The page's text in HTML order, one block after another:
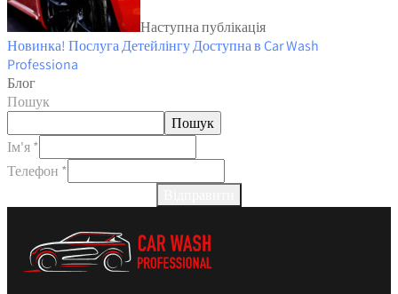
Наступна публікація
Новинка! Послуга Детейлінгу Доступна в Car Wash
Professiona
Блог
Пошук
Пошук
Ім'я*
Ім'я
Телефон *